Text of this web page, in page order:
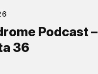
Podcast –
36